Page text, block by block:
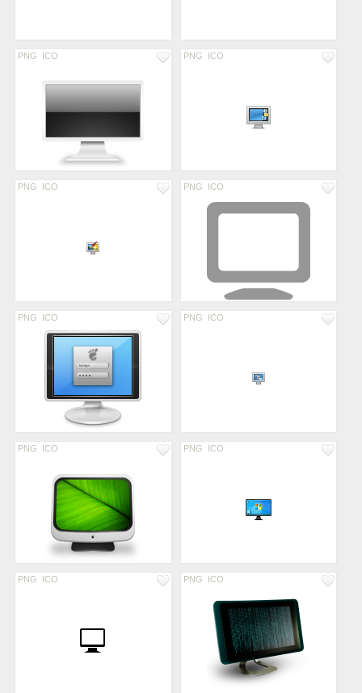
PNG ICO PNG ICO
PNG ICO PNG ICO
PNG ICO PNG ICO
PNG ICO PNG ICO
PNG ICO PNG ICO